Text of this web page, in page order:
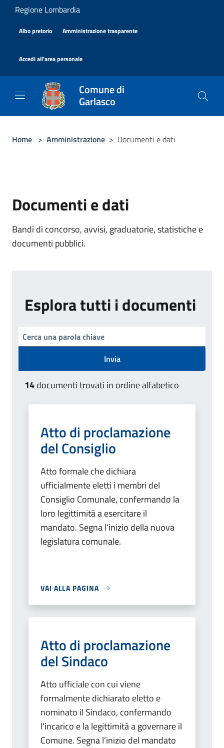
Salta al contenuto principale
Regione Lombardia
Albo pretorio Amministrazione trasparente
Accedi all'area personale
Comune di
Garlasco
Home > Amministrazione > Documenti e dati
Documenti e dati
Bandi di concorso, avvisi, graduatorie, statistiche e
documenti pubblici.
Esplora tutti i documenti
Invia
14documenti trovati in ordine alfabetico
Atto di proclamazione
del Consiglio
Atto formale che dichiara
ufficialmente eletti i membri del
Consiglio Comunale, confermando la
loro legittimità a esercitare il
mandato. Segna l’inizio della nuova
legislatura comunale.
VAI ALLA PAGINA
Atto di proclamazione
del Sindaco
Atto ufficiale con cui viene
formalmente dichiarato eletto e
nominato il Sindaco, confermando
l’incarico e la legittimità a governare il
Comune. Segna l’inizio del mandato